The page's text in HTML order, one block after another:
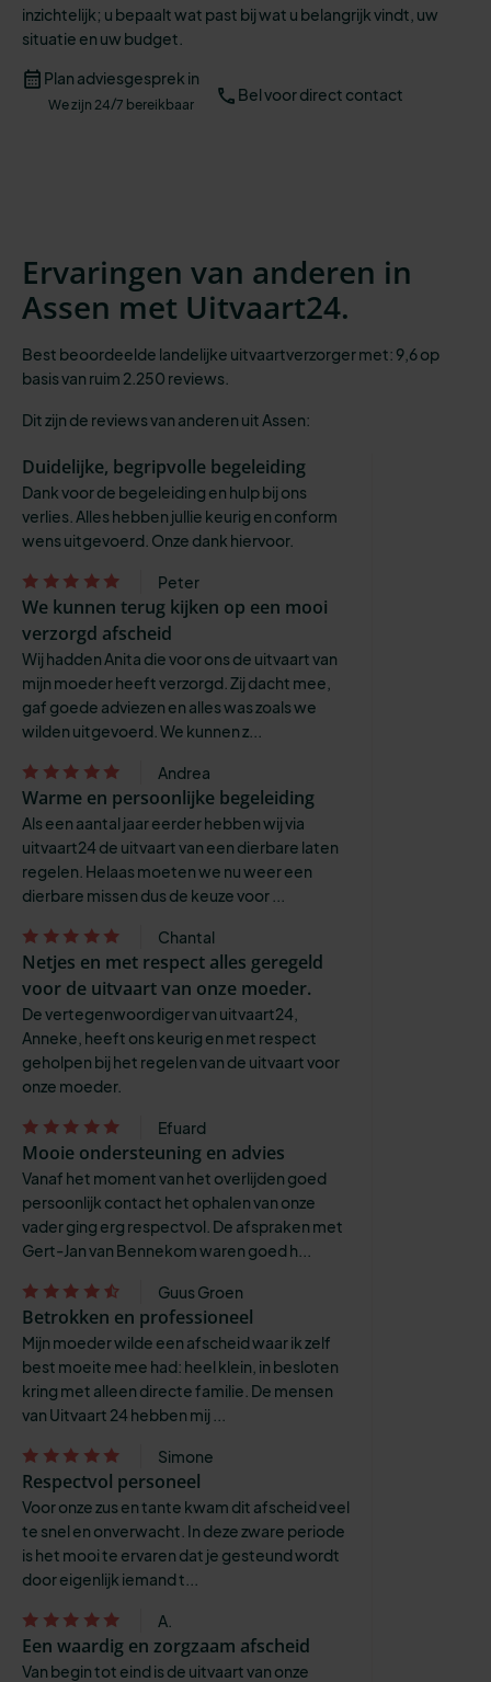
inzichtelijk; u bepaalt wat past bij wat u belangrijk vindt, uw
situatie en uw budget.
Plan adviesgesprek in
We zijn 24/7 bereikbaar Bel voor direct contact
Ervaringen van anderen in
Assen met Uitvaart24.
Best beoordeelde landelijke uitvaartverzorger met: 9,6 op
basis van ruim 2.250 reviews.
Dit zijn de reviews van anderen uit Assen:
Duidelijke, begripvolle begeleiding
Dank voor de begeleiding en hulp bij ons
verlies. Alles hebben jullie keurig en conform
wens uitgevoerd. Onze dank hiervoor.
Peter
We kunnen terug kijken op een mooi
verzorgd afscheid
Wij hadden Anita die voor ons de uitvaart van
mijn moeder heeft verzorgd. Zij dacht mee,
gaf goede adviezen en alles was zoals we
wilden uitgevoerd. We kunnen z...
Andrea
Warme en persoonlijke begeleiding
Als een aantal jaar eerder hebben wij via
uitvaart24 de uitvaart van een dierbare laten
regelen. Helaas moeten we nu weer een
dierbare missen dus de keuze voor ...
Chantal
Netjes en met respect alles geregeld
voor de uitvaart van onze moeder.
De vertegenwoordiger van uitvaart24,
Anneke, heeft ons keurig en met respect
geholpen bij het regelen van de uitvaart voor
onze moeder.
Efuard
Mooie ondersteuning en advies
Vanaf het moment van het overlijden goed
persoonlijk contact het ophalen van onze
vader ging erg respectvol. De afspraken met
Gert-Jan van Bennekom waren goed h...
Guus Groen
Betrokken en professioneel
Mijn moeder wilde een afscheid waar ik zelf
best moeite mee had: heel klein, in besloten
kring met alleen directe familie. De mensen
van Uitvaart 24 hebben mij ...
Simone
Respectvol personeel
Voor onze zus en tante kwam dit afscheid veel
te snel en onverwacht. In deze zware periode
is het mooi te ervaren dat je gesteund wordt
door eigenlijk iemand t...
A.
Een waardig en zorgzaam afscheid
Van begin tot eind is de uitvaart van onze